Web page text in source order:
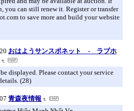
you can still renew it. Register or transfer
to save more and build your website
おはようサンスポネット - ラブホ
displayed. Please contact your service
(28)
青森夜情報